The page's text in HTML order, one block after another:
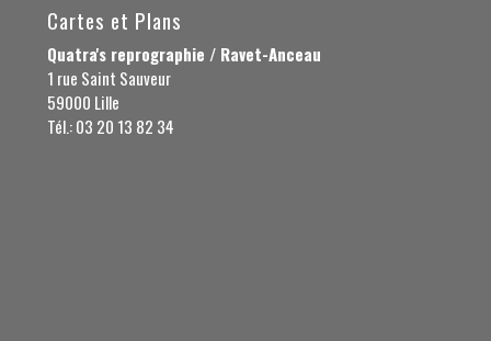
Cartes et Plans
Quatra's reprographie / Ravet-Anceau
1 rue Saint Sauveur
59000 Lille
Tél.: 03 20 13 82 34